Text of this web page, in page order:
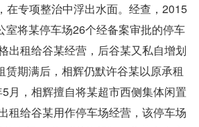
在专项整治中浮出水面。经查，2015
室将某停车场26个经备案审批的停车
出租给谷某经营，后谷某又私自增划
赁期满后，相辉仍默许谷某以原承租
月，相辉擅自将某超市西侧集体闲置
租给谷某用作停车场经营，该停车场